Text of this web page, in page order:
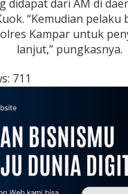
didapat dari AM di
“Kemudian
Kampar untuk
lanjut,” pungkasnya.
711